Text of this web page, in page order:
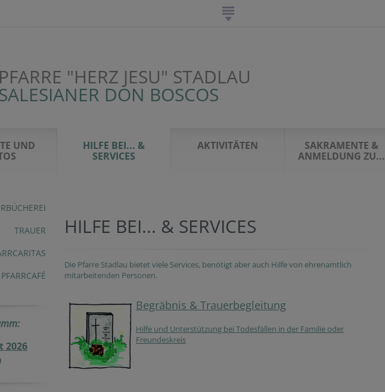
PFARRE "HERZ JESU" STADLAU
DON BOSCOS
UND
HILFE BEI... &
SERVICES
AKTIVITÄTEN
SAKRAMENTE &
ANMELDUNG ZU...
TRAUER
PFARRCAFÉ
2026
HILFE BEI... & SERVICES
Die Pfarre Stadlau bietet viele Services, benötigt aber auch Hilfe von ehrenamtlich
mitarbeitenden Personen.
Begräbnis & Trauerbegleitung
Hilfe und Unterstützung bei Todesfällen in der Familie oder
Freundeskreis